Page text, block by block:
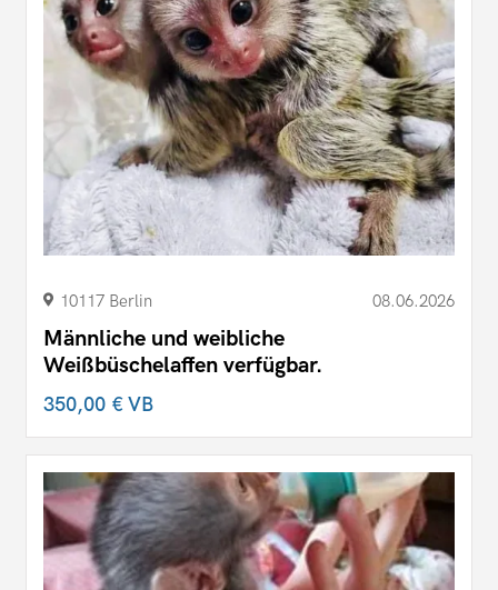
10117 Berlin 08.06.2026
Männliche und weibliche
Weißbüschelaffen verfügbar.
350,00 €VB